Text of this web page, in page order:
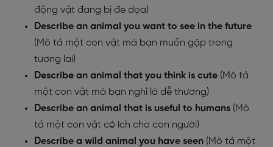
động vật đang bị đe dọa)
Describe an animal you want to see in the future
(Mô tả một con vật mà bạn muốn gặp trong
tương lai)
Describe an animal that you think is cute (Mô tả
một con vật mà bạn nghĩ là dễ thương)
Describe an animal that is useful to humans (Mô
tả một con vật có ích cho con người)
Describe a wild animal you have seen (Mô tả một